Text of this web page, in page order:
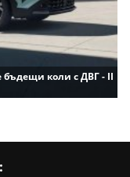
коли с ДВГ - II